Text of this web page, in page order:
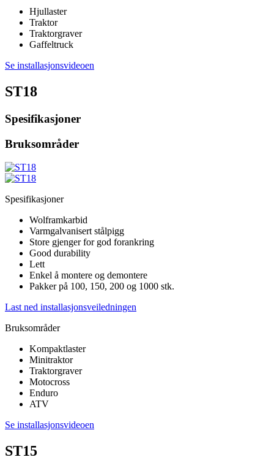
Hjullaster
Traktor
Traktorgraver
Gaffeltruck
Se installasjonsvideoen
ST18
Spesifikasjoner
Bruksområder
Spesifikasjoner
Wolframkarbid
Varmgalvanisert stålpigg
Store gjenger for god forankring
Good durability
Lett
Enkel å montere og demontere
Pakker på 100, 150, 200 og 1000 stk.
Last ned installasjonsveiledningen
Bruksområder
Kompaktlaster
Minitraktor
Traktorgraver
Motocross
Enduro
ATV
Se installasjonsvideoen
ST15